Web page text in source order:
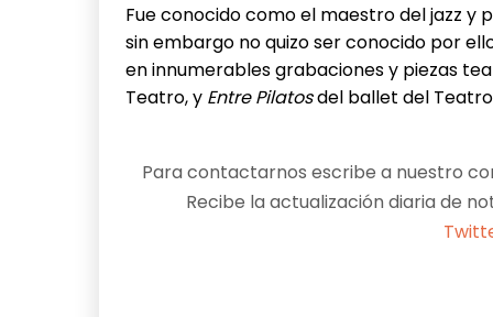
Fue conocido como el maestro del jazz y
sin embargo no quizo ser conocido por
en innumerables grabaciones y piezas
Teatro, y Entre Pilatosdel ballet del
Para contactarnos escribe a nuestro
Recibe la actualización diaria de